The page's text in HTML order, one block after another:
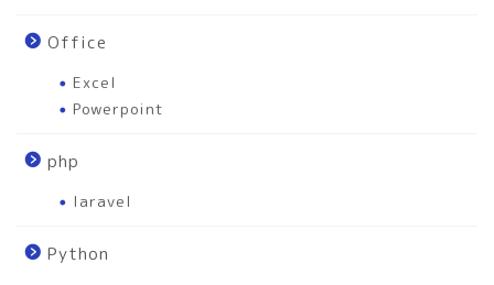
Office
Excel
Powerpoint
php
laravel
Python